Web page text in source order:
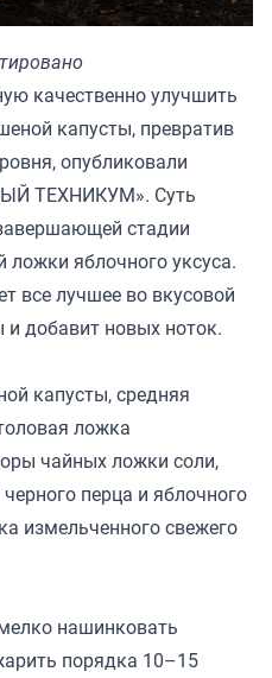
качественно улучшить
капусты, превратив
опубликовали
ТЕХНИКУМ». Суть
стадии
ложки яблочного уксуса.
все лучшее во вкусовой
добавит новых ноток.
капусты, средняя
ложка
чайных ложки соли,
перца и яблочного
измельченного свежего
нашинковать
порядка 10–15